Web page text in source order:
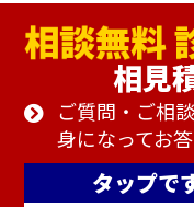
相見
ご質問・ご相
身になってお答
タップで